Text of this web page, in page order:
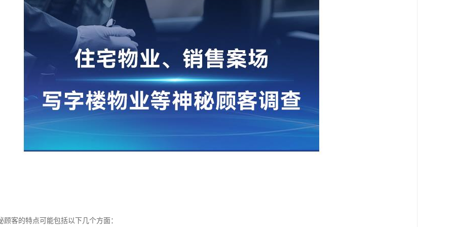
顾客的特点可能包括以下几个方面：